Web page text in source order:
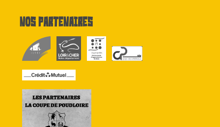
Nos partenaires